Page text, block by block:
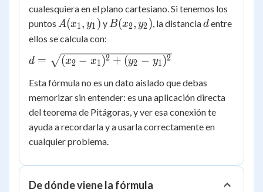
cualesquiera en el plano cartesiano. Si tenemos los
puntos A(x_1,
y_1)
A(x1, y1 ) y B(x_2,
B(x2, y2 ), la distanciad
dentre
ellos se calcula con:
d =
x_1)^2+
(y_2-
y_1)^2}
d = (x2 − x1 )2 + (y2 − y1 )2
Esta fórmula no es un dato aislado que debas
memorizar sin entender: es una aplicación directa
del teorema de Pitágoras, y ver esa conexión te
ayuda a recordarla y a usarla correctamente en
cualquier problema.
De dónde viene la fórmula